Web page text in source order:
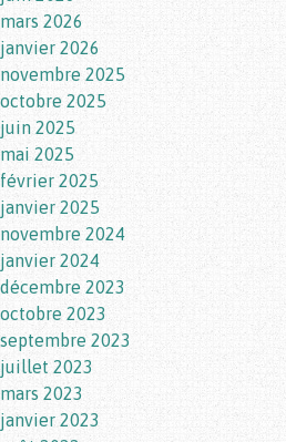
mars 2026
janvier 2026
novembre 2025
octobre 2025
juin 2025
mai 2025
février 2025
janvier 2025
novembre 2024
janvier 2024
décembre 2023
octobre 2023
septembre 2023
juillet 2023
mars 2023
janvier 2023